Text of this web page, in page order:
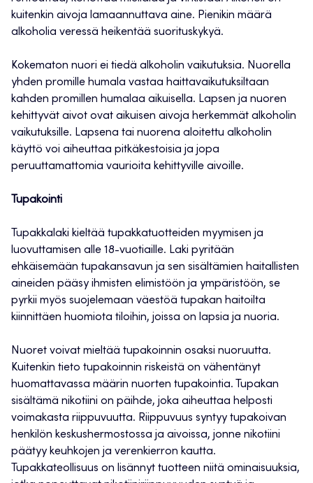
kuitenkin aivoja lamaannuttava aine. Pienikin määrä
alkoholia veressä heikentää suorituskykyä.
Kokematon nuori ei tiedä alkoholin vaikutuksia. Nuorella
yhden promille humala vastaa haittavaikutuksiltaan
kahden promillen humalaa aikuisella. Lapsen ja nuoren
kehittyvät aivot ovat aikuisen aivoja herkemmät alkoholin
vaikutuksille. Lapsena tai nuorena aloitettu alkoholin
käyttö voi aiheuttaa pitkäkestoisia ja jopa
peruuttamattomia vaurioita kehittyville aivoille.
Tupakointi
Tupakkalaki kieltää tupakkatuotteiden myymisen ja
luovuttamisen alle 18-vuotiaille. Laki pyritään
ehkäisemään tupakansavun ja sen sisältämien haitallisten
aineiden pääsy ihmisten elimistöön ja ympäristöön, se
pyrkii myös suojelemaan väestöä tupakan haitoilta
kiinnittäen huomiota tiloihin, joissa on lapsia ja nuoria.
Nuoret voivat mieltää tupakoinnin osaksi nuoruutta.
Kuitenkin tieto tupakoinnin riskeistä on vähentänyt
huomattavassa määrin nuorten tupakointia. Tupakan
sisältämä nikotiini on päihde, joka aiheuttaa helposti
voimakasta riippuvuutta. Riippuvuus syntyy tupakoivan
henkilön keskushermostossa ja aivoissa, jonne nikotiini
päätyy keuhkojen ja verenkierron kautta.
Tupakkateollisuus on lisännyt tuotteen niitä ominaisuuksia,